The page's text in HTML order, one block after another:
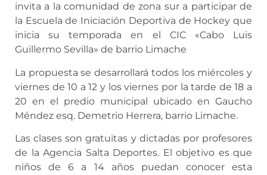
invita a la comunidad de zona sur a participar de
la Escuela de Iniciación Deportiva de Hockey que
inicia su temporada en el CIC «Cabo Luis
Guillermo Sevilla» de barrio Limache
La propuesta se desarrollará todos los miércoles y
viernes de 10 a 12 y los viernes por la tarde de 18 a
20 en el predio municipal ubicado en Gaucho
Méndez esq. Demetrio Herrera, barrio Limache.
Las clases son gratuitas y dictadas por profesores
de la Agencia Salta Deportes. El objetivo es que
niños de 6 a 14 años puedan conocer esta